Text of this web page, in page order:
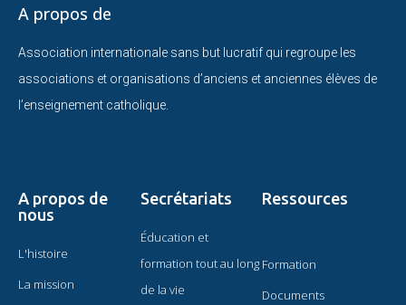
A propos de
Association internationale sans but lucratif qui regroupe les
associations et organisations d’anciens et anciennes élèves de
l’enseignement catholique.
A propos de
nous
L'histoire
La mission
Secrétariats
Éducation et
formation tout au long
de la vie
Ressources
Formation
Documents